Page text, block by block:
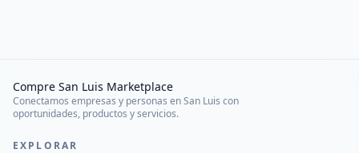
Compre San Luis Marketplace
Conectamos empresas y personas en San Luis con
oportunidades, productos y servicios.
EXPLORAR